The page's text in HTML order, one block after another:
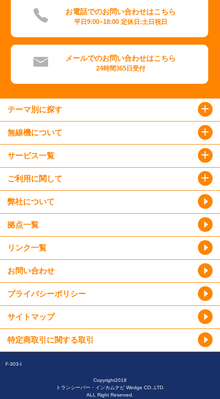
F-303-I
お電話でのお問い合わせはこちら
平日9:00~18:00 定休日:土日祝日
メールでのお問い合わせはこちら
24時間365日受付
テーマ別に探す
無線機について
サービス一覧
ご利用に関して
弊社について
拠点一覧
リンク一覧
お問い合わせ
プライバシーポリシー
サイトマップ
特定商取引に関する取引
Copyright2018
トランシーバー・インカムナビ Wedge CO.,LTD.
ALL Right Reserved.